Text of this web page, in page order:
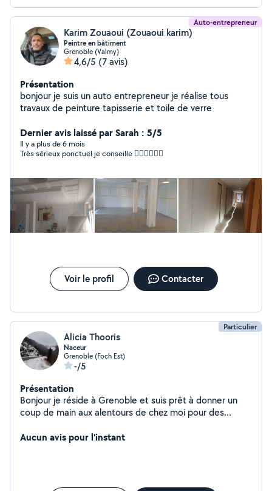
devis.
Auto-entrepreneur
Karim Zouaoui (Zouaoui karim)
Peintre en bâtiment
Grenoble (Valmy)
4,6/5 (7 avis)
Présentation
bonjour je suis un auto entrepreneur je réalise tous
travaux de peinture tapisserie et toile de verre
Dernier avis laissé par Sarah : 5/5
Il y a plus de 6 mois
Très sérieux ponctuel je conseille 👌🏼👌🏼👌🏼
Voir le profil Contacter
Particulier
Alicia Thooris
Naceur
Grenoble (Foch Est)
-/5
Présentation
Bonjour je réside à Grenoble et suis prêt à donner un
coup de main aux alentours de chez moi pour des
courses etc ...
Aucun avis pour l'instant